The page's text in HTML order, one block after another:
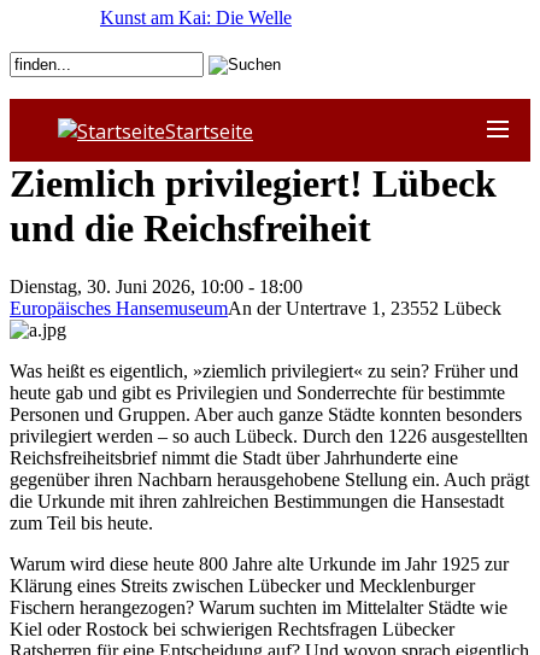
Startseite
Ziemlich privilegiert! Lübeck
und die Reichsfreiheit
Dienstag, 30. Juni 2026, 10:00 - 18:00
Europäisches HansemuseumAn der Untertrave 1 , 23552 Lübeck
Was heißt es eigentlich, »ziemlich privilegiert« zu sein? Früher und
heute gab und gibt es Privilegien und Sonderrechte für bestimmte
Personen und Gruppen. Aber auch ganze Städte konnten besonders
privilegiert werden – so auch Lübeck. Durch den 1226 ausgestellten
Reichsfreiheitsbrief nimmt die Stadt über Jahrhunderte eine
gegenüber ihren Nachbarn herausgehobene Stellung ein. Auch prägt
die Urkunde mit ihren zahlreichen Bestimmungen die Hansestadt
zum Teil bis heute.
Warum wird diese heute 800 Jahre alte Urkunde im Jahr 1925 zur
Klärung eines Streits zwischen Lübecker und Mecklenburger
Fischern herangezogen? Warum suchten im Mittelalter Städte wie
Kiel oder Rostock bei schwierigen Rechtsfragen Lübecker
Kunst am Kai: Die Welle